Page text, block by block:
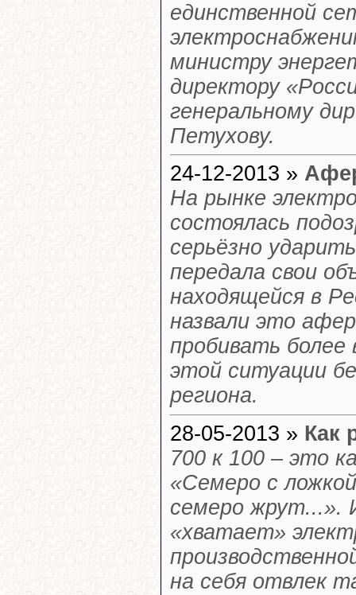
единственной
министру
директору
генеральному
Петухову.
24-12-2013 »
На рынке
состоялась
серьёзно
передала свои
находящейся в
назвали это
пробивать
этой ситуации
региона.
28-05-2013 » Как
700 к 100 – это
«Семеро с
семеро жрут...».
«хватает»
на себя отвлек